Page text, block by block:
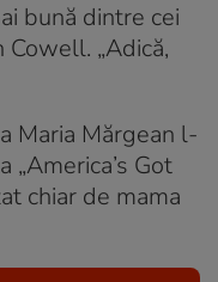
bună dintre cei
Cowell. „Adică,
Maria Mărgean l-
Got
chiar de mama